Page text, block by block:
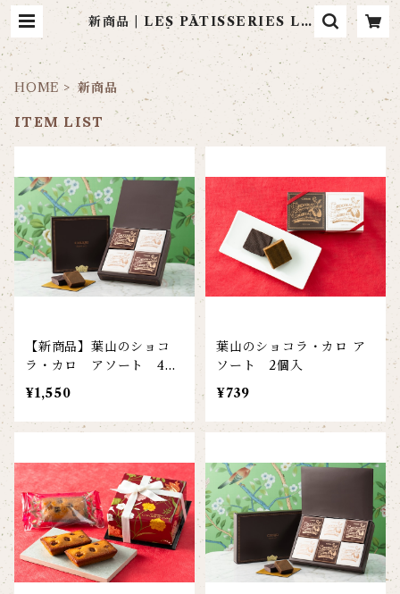
新商品 | LES PÂTISSERIES LA
MARÉE DE CHAYA
HOME 新商品
ITEM LIST
【新商品】葉山のショコ
ラ・カロ アソート 4個
入
¥1,550
葉山のショコラ・カロ ア
ソート 2個入
¥739